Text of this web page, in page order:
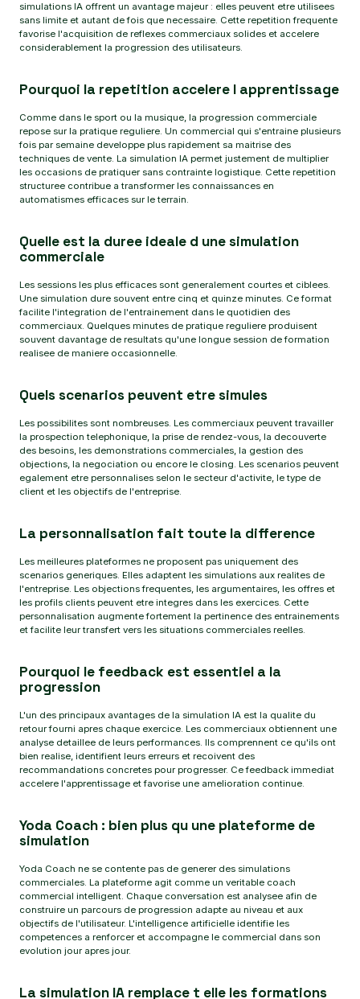
simulations IA offrent un avantage majeur : elles peuvent etre utilisees
sans limite et autant de fois que necessaire. Cette repetition frequente
favorise l'acquisition de reflexes commerciaux solides et accelere
considerablement la progression des utilisateurs.
Pourquoi la repetition accelere l apprentissage
Comme dans le sport ou la musique, la progression commerciale
repose sur la pratique reguliere. Un commercial qui s'entraine plusieurs
fois par semaine developpe plus rapidement sa maitrise des
techniques de vente. La simulation IA permet justement de multiplier
les occasions de pratiquer sans contrainte logistique. Cette repetition
structuree contribue a transformer les connaissances en
automatismes efficaces sur le terrain.
Quelle est la duree ideale d une simulation
commerciale
Les sessions les plus efficaces sont generalement courtes et ciblees.
Une simulation dure souvent entre cinq et quinze minutes. Ce format
facilite l'integration de l'entrainement dans le quotidien des
commerciaux. Quelques minutes de pratique reguliere produisent
souvent davantage de resultats qu'une longue session de formation
realisee de maniere occasionnelle.
Quels scenarios peuvent etre simules
Les possibilites sont nombreuses. Les commerciaux peuvent travailler
la prospection telephonique, la prise de rendez-vous, la decouverte
des besoins, les demonstrations commerciales, la gestion des
objections, la negociation ou encore le closing. Les scenarios peuvent
egalement etre personnalises selon le secteur d'activite, le type de
client et les objectifs de l'entreprise.
La personnalisation fait toute la difference
Les meilleures plateformes ne proposent pas uniquement des
scenarios generiques. Elles adaptent les simulations aux realites de
l'entreprise. Les objections frequentes, les argumentaires, les offres et
les profils clients peuvent etre integres dans les exercices. Cette
personnalisation augmente fortement la pertinence des entrainements
et facilite leur transfert vers les situations commerciales reelles.
Pourquoi le feedback est essentiel a la
progression
L'un des principaux avantages de la simulation IA est la qualite du
retour fourni apres chaque exercice. Les commerciaux obtiennent une
analyse detaillee de leurs performances. Ils comprennent ce qu'ils ont
bien realise, identifient leurs erreurs et recoivent des
recommandations concretes pour progresser. Ce feedback immediat
accelere l'apprentissage et favorise une amelioration continue.
Yoda Coach : bien plus qu une plateforme de
simulation
Yoda Coach ne se contente pas de generer des simulations
commerciales. La plateforme agit comme un veritable coach
commercial intelligent. Chaque conversation est analysee afin de
construire un parcours de progression adapte au niveau et aux
objectifs de l'utilisateur. L'intelligence artificielle identifie les
competences a renforcer et accompagne le commercial dans son
evolution jour apres jour.
La simulation IA remplace t elle les formations